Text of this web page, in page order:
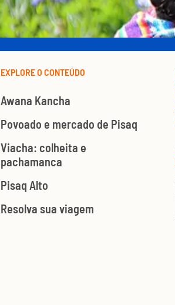
EXPLORE O CONTEÚDO
Awana Kancha
Povoado e mercado de Pisaq
Viacha: colheita e
pachamanca
Pisaq Alto
Resolva sua viagem